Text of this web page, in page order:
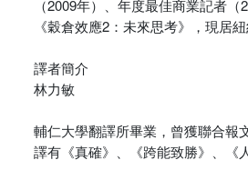
（2009年）、年度最佳商業記者
《穀倉效應2：未來思考》，現居紐
譯者簡介
林力敏
輔仁大學翻譯所畢業，曾獲聯合報
譯有《真確》、《跨能致勝》、《